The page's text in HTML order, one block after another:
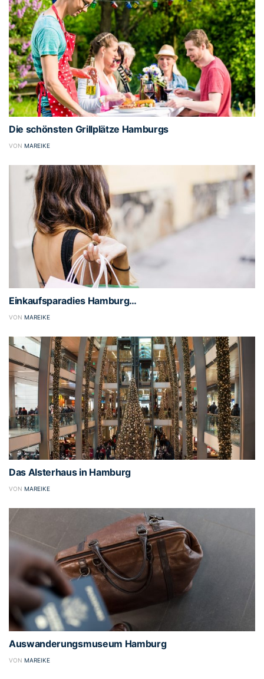
Die schönsten Grillplätze Hamburgs
VON MAREIKE
Einkaufsparadies Hamburg…
VON MAREIKE
Das Alsterhaus in Hamburg
VON MAREIKE
Auswanderungsmuseum Hamburg
VON MAREIKE